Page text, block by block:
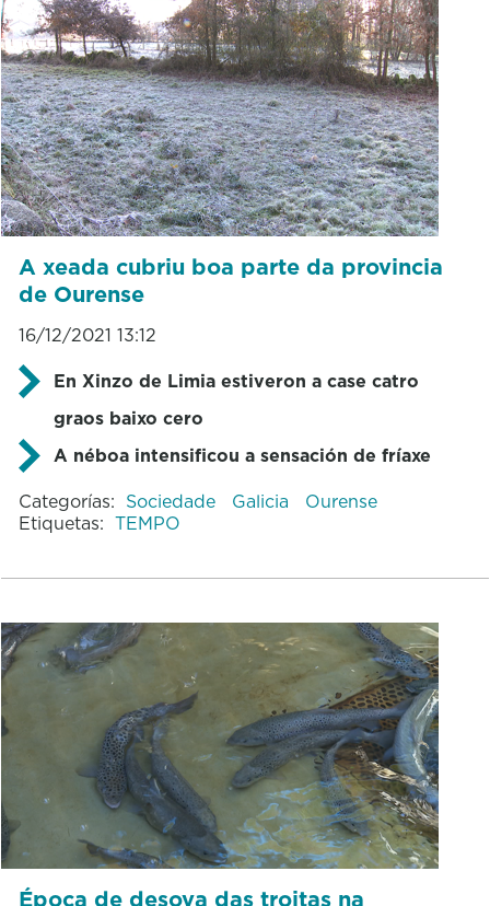
A xeada cubriu boa parte da provincia
de Ourense
16/12/2021 13:12
En Xinzo de Limia estiveron a case catro
graos baixo cero
A néboa intensificou a sensación de fríaxe
Categorías: Sociedade Galicia
Ourense
Etiquetas: TEMPO
Época de desova das troitas na